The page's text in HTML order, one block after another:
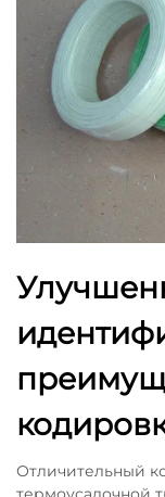
Отличительный